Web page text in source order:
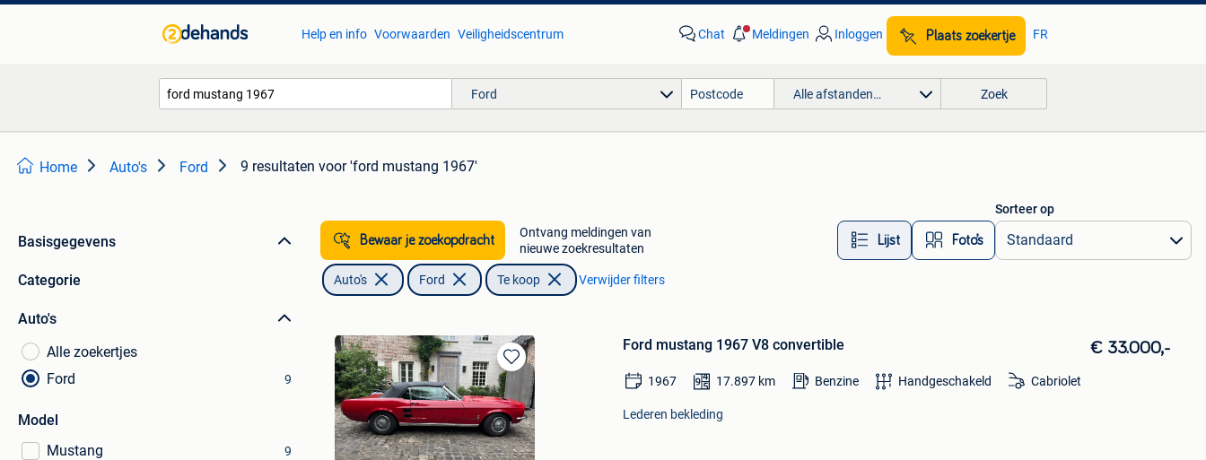
Help en info Voorwaarden Veiligheidscentrum Chat Meldingen Inloggen Plaats zoekertje FR
Ford Alle afstanden… Zoek
Home Auto's Ford 9 resultaten voor 'ford mustang 1967'
Basisgegevens
Categorie
Auto's
Alle zoekertjes
Ford
9
Model
Mustang
9
Bewaar je zoekopdracht
Ontvang meldingen van
nieuwe zoekresultaten
Lijst Foto’s
Sorteer op
Auto's Ford Te koop Verwijder filters
Bewaren
in
Mijn
Favorieten
Ford mustang 1967 V8 convertible € 33.000,-
1967 17.897 km Benzine Handgeschakeld Cabriolet
Lederen bekleding